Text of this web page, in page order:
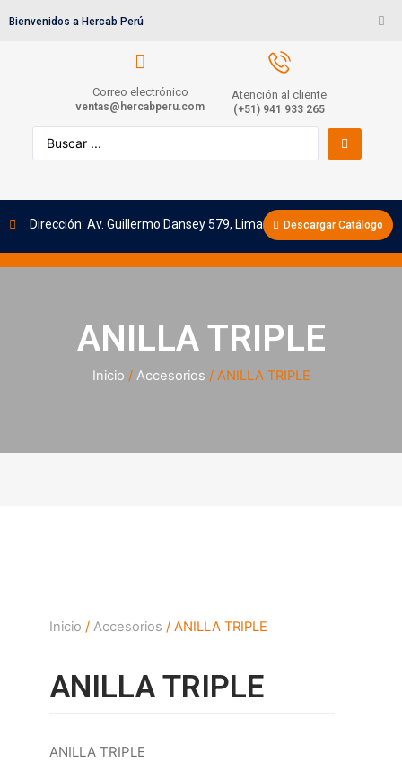
Bienvenidos a Hercab Perú
Correo electrónico
ventas@hercabperu.com
Atención al cliente
(+51) 941 933 265
Dirección: Av. Guillermo Dansey 579, Lima Descargar Catálogo
ANILLA TRIPLE
Inicio / Accesorios / ANILLA TRIPLE
Inicio / Accesorios / ANILLA TRIPLE
ANILLA TRIPLE
ANILLA TRIPLE